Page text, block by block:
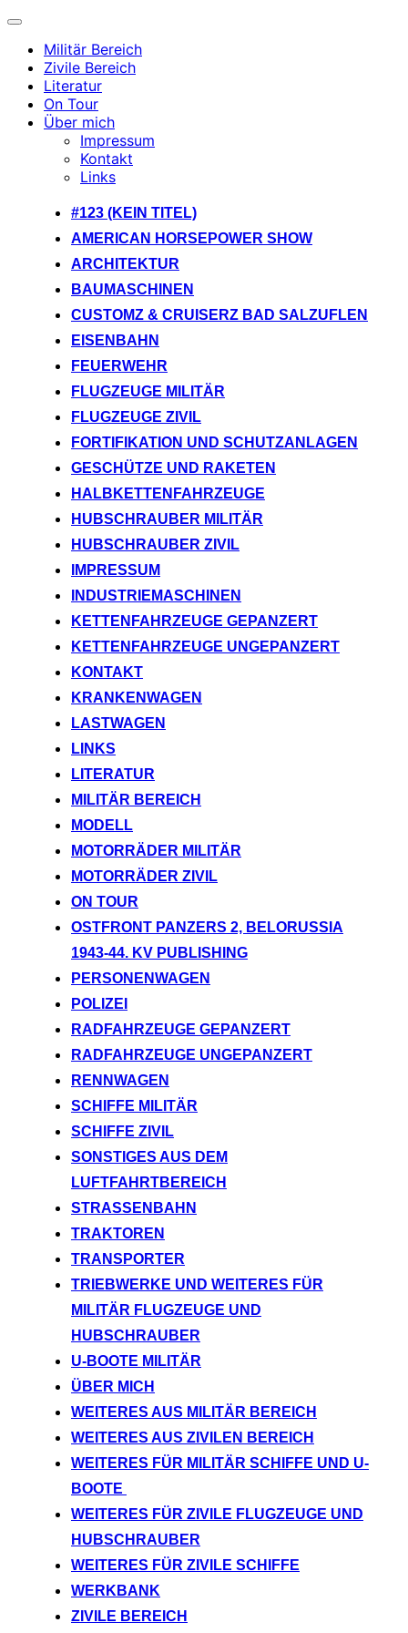
Navigation
umschalten
Militär Bereich
Zivile Bereich
Literatur
On Tour
Über mich
Impressum
Kontakt
Links
springen
#123 (KEIN TITEL)
AMERICAN HORSEPOWER SHOW
ARCHITEKTUR
BAUMASCHINEN
CUSTOMZ & CRUISERZ BAD SALZUFLEN
EISENBAHN
FEUERWEHR
FLUGZEUGE MILITÄR
FLUGZEUGE ZIVIL
FORTIFIKATION UND SCHUTZANLAGEN
GESCHÜTZE UND RAKETEN
HALBKETTENFAHRZEUGE
HUBSCHRAUBER MILITÄR
HUBSCHRAUBER ZIVIL
IMPRESSUM
INDUSTRIEMASCHINEN
KETTENFAHRZEUGE GEPANZERT
KETTENFAHRZEUGE UNGEPANZERT
KONTAKT
KRANKENWAGEN
LASTWAGEN
LINKS
LITERATUR
MILITÄR BEREICH
MODELL
MOTORRÄDER MILITÄR
MOTORRÄDER ZIVIL
ON TOUR
OSTFRONT PANZERS 2, BELORUSSIA
1943-44. KV PUBLISHING
PERSONENWAGEN
POLIZEI
RADFAHRZEUGE GEPANZERT
RADFAHRZEUGE UNGEPANZERT
RENNWAGEN
SCHIFFE MILITÄR
SCHIFFE ZIVIL
SONSTIGES AUS DEM
LUFTFAHRTBEREICH
STRASSENBAHN
TRAKTOREN
TRANSPORTER
TRIEBWERKE UND WEITERES FÜR
MILITÄR FLUGZEUGE UND
HUBSCHRAUBER
U-BOOTE MILITÄR
ÜBER MICH
WEITERES AUS MILITÄR BEREICH
WEITERES AUS ZIVILEN BEREICH
WEITERES FÜR MILITÄR SCHIFFE UND U-
BOOTE
WEITERES FÜR ZIVILE FLUGZEUGE UND
HUBSCHRAUBER
WEITERES FÜR ZIVILE SCHIFFE
WERKBANK
ZIVILE BEREICH